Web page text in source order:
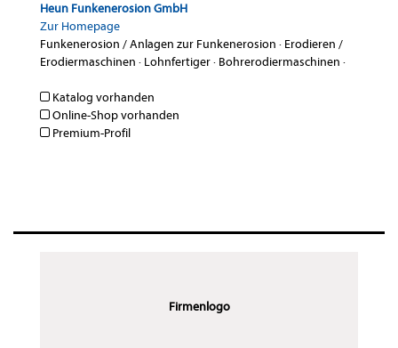
Heun Funkenerosion GmbH
Zur Homepage
Funkenerosion / Anlagen zur Funkenerosion · Erodieren /
Erodiermaschinen · Lohnfertiger· Bohrerodiermaschinen ·
Katalog vorhanden
Online-Shop vorhanden
Premium-Profil
Firmenlogo